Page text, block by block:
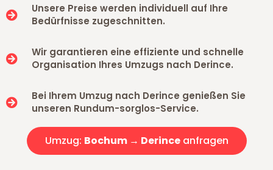
Unsere Preise werden individuell auf Ihre
Bedürfnisse zugeschnitten.
Wir garantieren eine effiziente und schnelle
Organisation Ihres Umzugs nach Derince.
Bei Ihrem Umzug nach Derince genießen Sie
unseren Rundum-sorglos-Service.
Umzug: Bochum → Derinceanfragen